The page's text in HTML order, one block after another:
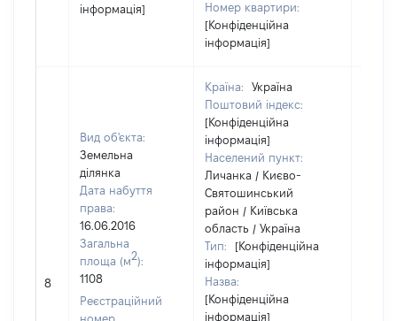
інформація]
Номер квартири:
[Конфіденційна
інформація]
8
Вид об'єкта:
Земельна
ділянка
Дата набуття
права:
16.06.2016
Загальна
площа (м2):
1108
Реєстраційний
номер
Країна:
Україна
Поштовий індекс:
[Конфіденційна
інформація]
Населений пункт:
Личанка / Києво-
Святошинський
район / Київська
область / Україна
Тип:
[Конфіденційна
інформація]
Назва:
[Конфіденційна
інформація]